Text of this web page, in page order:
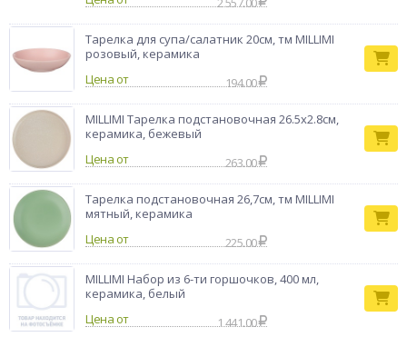
Тарелка для супа/салатник 20см, тм MILLIMI
розовый, керамика
Цена от
194.00
MILLIMI Тарелка подстановочная 26.5х2.8см,
керамика, бежевый
Цена от
263.00
Тарелка подстановочная 26,7см, тм MILLIMI
мятный, керамика
Цена от
225.00
MILLIMI Набор из 6-ти горшочков, 400 мл,
керамика, белый
Цена от
1 441.00